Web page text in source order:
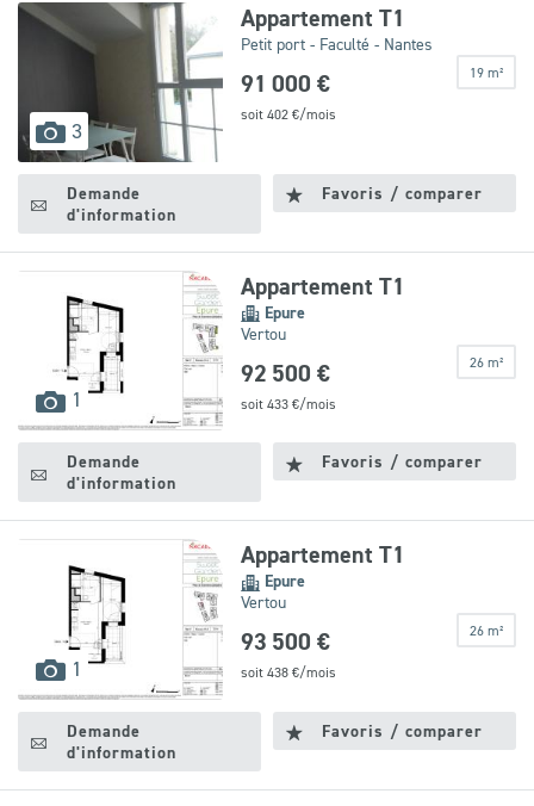
3images
disponibles
Appartement T1
Petit port - Faculté - Nantes
19 m²
91 000 €
soit 402€/mois
Demande
d'information
Favoris / comparer
1 images
disponibles
Appartement T1
Epure
Vertou
26 m²
92 500 €
soit 433€/mois
Demande
d'information
Favoris / comparer
1 images
disponibles
Appartement T1
Epure
Vertou
26 m²
93 500 €
soit 438€/mois
Demande
d'information
Favoris / comparer